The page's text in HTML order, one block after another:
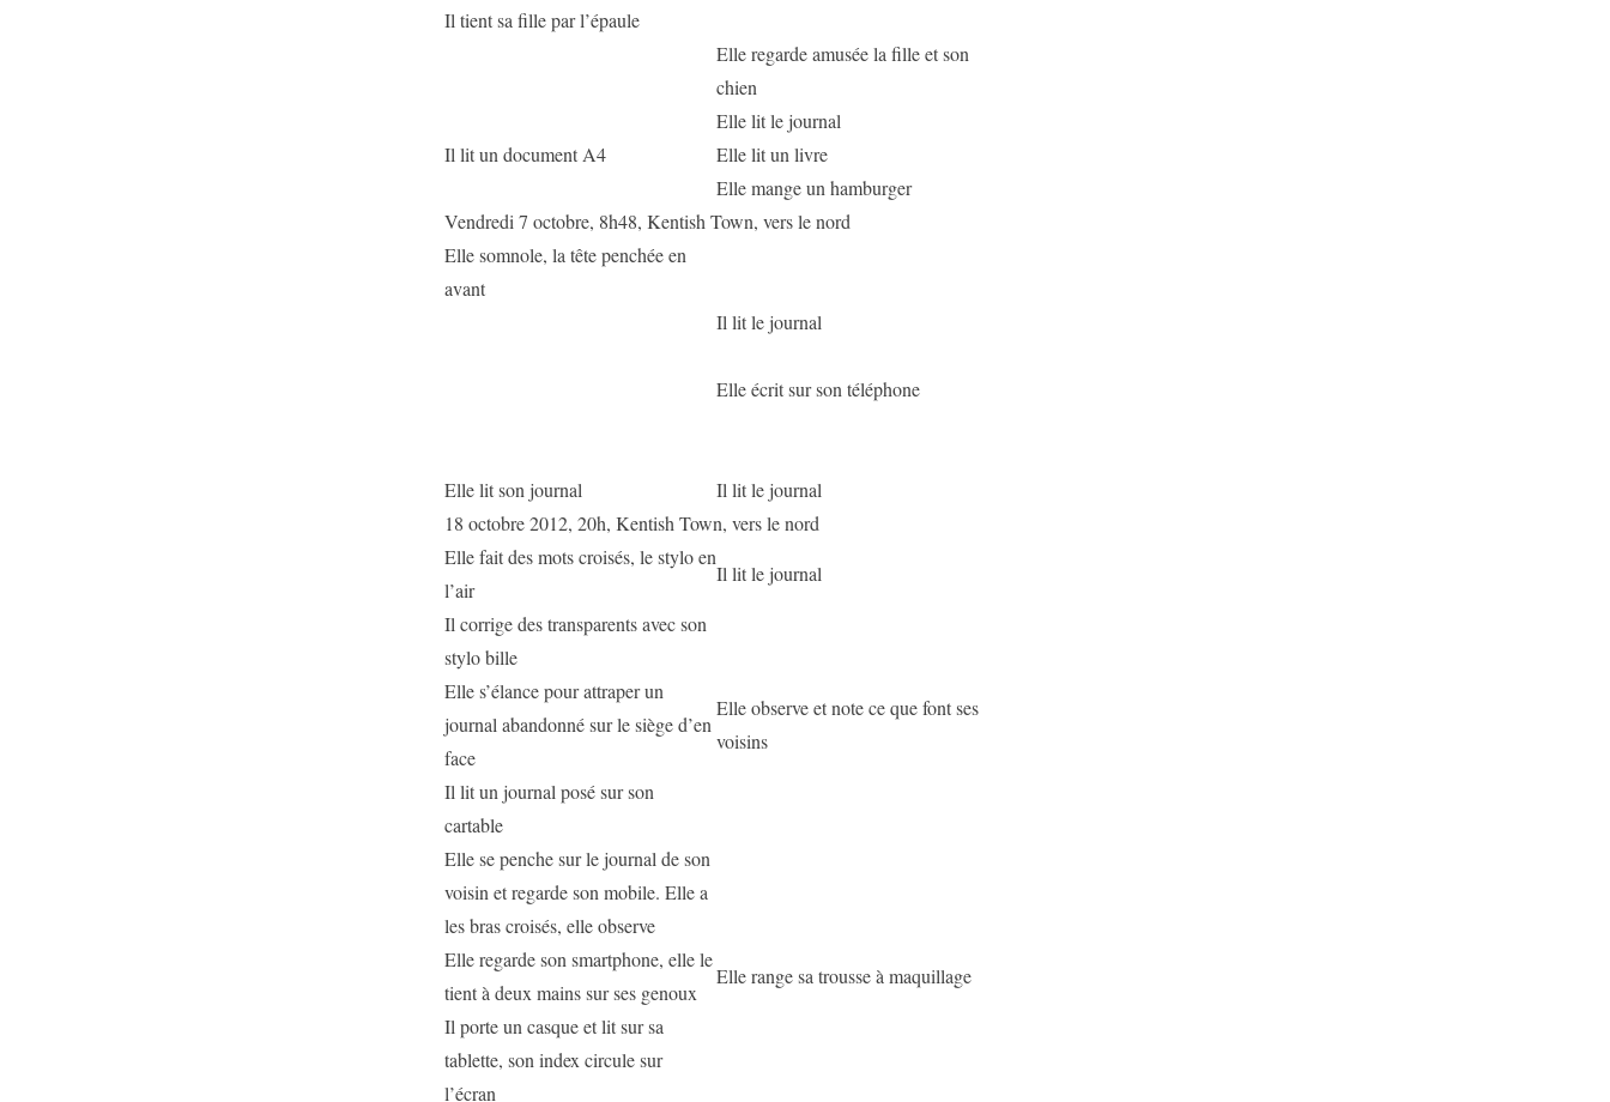
Il tient sa fille par l’épaule
Elle regarde amusée la fille et son
chien
Elle lit le journal
Il lit un document A4
Elle lit un livre
Elle mange un hamburger
Vendredi 7 octobre, 8h48, Kentish Town, vers le nord
Elle somnole, la tête penchée en
avant
Il lit le journal
Elle écrit sur son téléphone
Elle lit son journal
Il lit le journal
18 octobre 2012, 20h, Kentish Town, vers le nord
Elle fait des mots croisés, le stylo en
l’air
Il lit le journal
Il corrige des transparents avec son
stylo bille
Elle s’élance pour attraper un
journal abandonné sur le siège d’en
face
Elle observe et note ce que font ses
voisins
Il lit un journal posé sur son
cartable
Elle se penche sur le journal de son
voisin et regarde son mobile. Elle a
les bras croisés, elle observe
Elle regarde son smartphone, elle le
tient à deux mains sur ses genoux
Elle range sa trousse à maquillage
Il porte un casque et lit sur sa
tablette, son index circule sur
l’écran